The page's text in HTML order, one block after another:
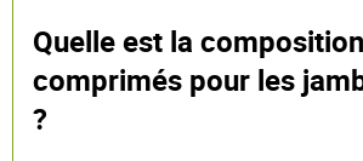
Quelle est la
comprimés pour les
?